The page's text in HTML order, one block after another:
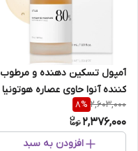
آمپول تسکین دهنده و مرطوب
کننده آنوا حاوی عصاره هوتونیا
کوردتا
2,603,000
8%
2,376,000
افزودن به سبد